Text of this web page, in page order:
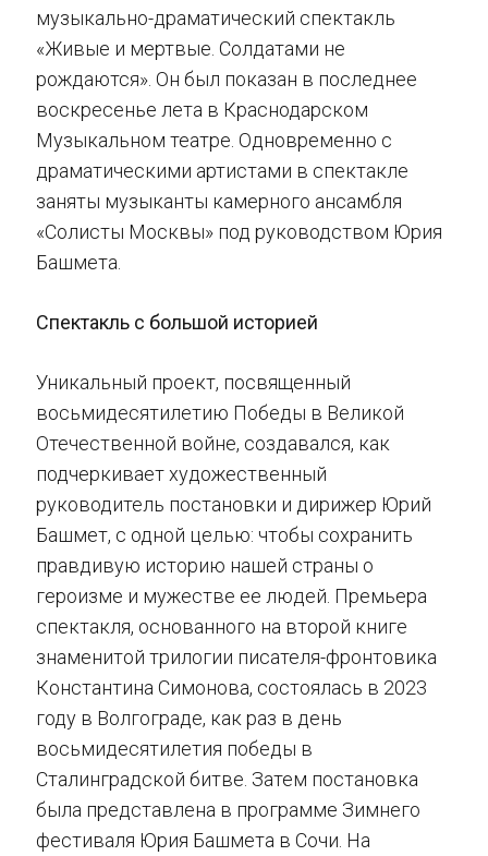
музыкально-драматический спектакль
«Живые и мертвые. Солдатами не
рождаются». Он был показан в последнее
воскресенье лета в Краснодарском
Музыкальном театре. Одновременно с
драматическими артистами в спектакле
заняты музыканты камерного ансамбля
«Солисты Москвы» под руководством Юрия
Башмета.
Спектакль с большой историей
Уникальный проект, посвященный
восьмидесятилетию Победы в Великой
Отечественной войне, создавался, как
подчеркивает художественный
руководитель постановки и дирижер Юрий
Башмет, с одной целью: чтобы сохранить
правдивую историю нашей страны о
героизме и мужестве ее людей. Премьера
спектакля, основанного на второй книге
знаменитой трилогии писателя-фронтовика
Константина Симонова, состоялась в 2023
году в Волгограде, как раз в день
восьмидесятилетия победы в
Сталинградской битве. Затем постановка
была представлена в программе Зимнего
фестиваля Юрия Башмета в Сочи. На